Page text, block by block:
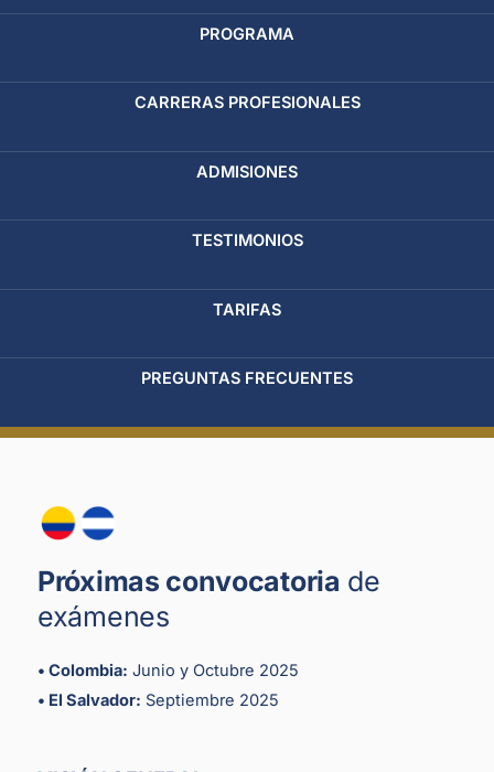
PROGRAMA
CARRERAS PROFESIONALES
ADMISIONES
TESTIMONIOS
TARIFAS
PREGUNTAS FRECUENTES
Próximas convocatoria de
exámenes
• Colombia: Junio y Octubre 2025
• El Salvador: Septiembre 2025